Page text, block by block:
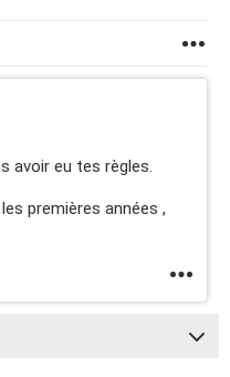
avoir eu tes règles.
premières années ,